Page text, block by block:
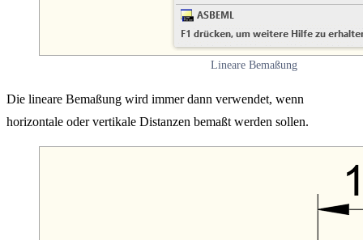
Lineare Bemaßung
Die lineare Bemaßung wird immer dann verwendet, wenn
horizontale oder vertikale Distanzen bemaßt werden sollen.